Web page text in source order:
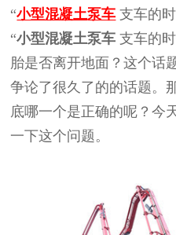
“小型混凝土泵车 支车的
“小型混凝土泵车 支车的
胎是否离开地面？这个话
争论了很久了的的话题。
底哪一个是正确的呢？今
一下这个问题。